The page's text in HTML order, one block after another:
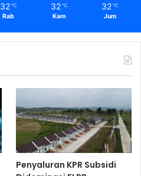
32 ℃
Rab
32 ℃
Kam
32 ℃
Jum
Penyaluran KPR Subsidi